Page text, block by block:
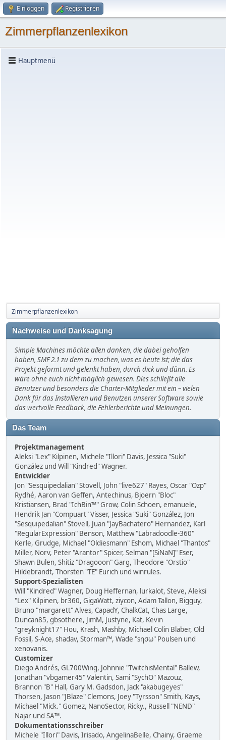
Einloggen Registrieren
Zimmerpflanzenlexikon
Hauptmenü
Zimmerpflanzenlexikon
Nachweise und Danksagung
Simple Machines möchte allen danken, die dabei geholfen
haben, SMF 2.1 zu dem zu machen, was es heute ist; die das
Projekt geformt und gelenkt haben, durch dick und dünn. Es
wäre ohne euch nicht möglich gewesen. Dies schließt alle
Benutzer und besonders die Charter-Mitglieder mit ein – vielen
Dank für das Installieren und Benutzen unserer Software sowie
das wertvolle Feedback, die Fehlerberichte und Meinungen.
Das Team
Projektmanagement
Aleksi "Lex" Kilpinen, Michele "Illori" Davis, Jessica "Suki"
González und Will "Kindred" Wagner.
Entwickler
Jon "Sesquipedalian" Stovell, John "live627" Rayes, Oscar "Ozp"
Rydhé, Aaron van Geffen, Antechinus, Bjoern "Bloc"
Kristiansen, Brad "IchBin™" Grow, Colin Schoen, emanuele,
Hendrik Jan "Compuart" Visser, Jessica "Suki" González, Jon
"Sesquipedalian" Stovell, Juan "JayBachatero" Hernandez, Karl
"RegularExpression" Benson, Matthew "Labradoodle-360"
Kerle, Grudge, Michael "Oldiesmann" Eshom, Michael "Thantos"
Miller, Norv, Peter "Arantor" Spicer, Selman "[SiNaN]" Eser,
Shawn Bulen, Shitiz "Dragooon" Garg, Theodore "Orstio"
Hildebrandt, Thorsten "TE" Eurich und winrules.
Support-Spezialisten
Will "Kindred" Wagner, Doug Heffernan, lurkalot, Steve, Aleksi
"Lex" Kilpinen, br360, GigaWatt, ziycon, Adam Tallon, Bigguy,
Bruno "margarett" Alves, CapadY, ChalkCat, Chas Large,
Duncan85, gbsothere, JimM, Justyne, Kat, Kevin
"greyknight17" Hou, Krash, Mashby, Michael Colin Blaber, Old
Fossil, S-Ace, shadav, Storman™, Wade "sησω" Poulsen und
xenovanis.
Customizer
Diego Andrés, GL700Wing, Johnnie "TwitchisMental" Ballew,
Jonathan "vbgamer45" Valentin, Sami "SychO" Mazouz,
Brannon "B" Hall, Gary M. Gadsdon, Jack "akabugeyes"
Thorsen, Jason "JBlaze" Clemons, Joey "Tyrsson" Smith, Kays,
Michael "Mick." Gomez, NanoSector, Ricky., Russell "NEND"
Najar und SA™.
Dokumentationsschreiber
Michele "Illori" Davis, Irisado, AngelinaBelle, Chainy, Graeme